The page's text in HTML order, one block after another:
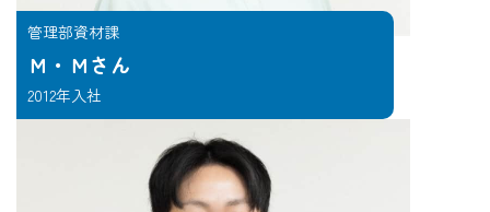
管理部資材課
Ｍ・Ｍさん
2012年入社